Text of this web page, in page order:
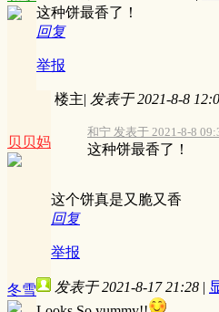
这种饼最香了！
回复
举报
贝贝妈
楼主| 发表于 2021-8-8
和宁 发表于 2021-8-8
这种饼最香了！
这个饼真是又脆又香
回复
举报
冬雪 发表于 2021-8-17 21:28 |